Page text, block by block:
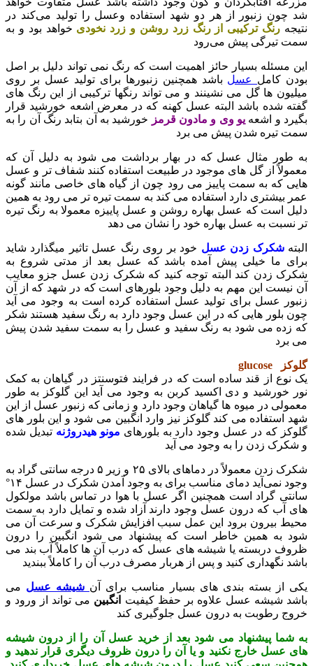
شد چون زنبور از هر دو شهد استفاده وعسل را تولید می‌کند در
نتیجه رنگ ترکیبی از رنگ زرد روشن و زرد نخودی خواهد بود و به
سمت تیرگی پیش می‌رود
این مسئله بسیار حائز اهمیت است که رنگ نمی تواند دلیل بر اصل
بودن کامل عسل باشد همچنین زنبورها برای تولید عسل بر روی
میلیون ها گل می نشینند و می تواند رنگها ترکیبی از این رنگ های
گفته شده باشد البته عسل کهنه که در معرض اشعه خورشید قرار
بگیرد و اشعه یو وی و مادون قرمز خورشید به آن بتابد رنگ آن را به
سمت تیره شدن پیش می برد
به طور مثال عسل که در بهار برداشت می شود به دلیل آن که
معمولاً از گل های موجود در طبیعت استفاده کنند شفاف تر و عسل
هایی که به سمت پاییز می رود چون از گیاه های خاصی مانند گونه
عمر بیشتری دارد استفاده می کند به سمت تیره تر می رود به همین
دلیل است که عسل بهاره روشن و عسل پاییزه معمولا به رنگ تیره
تر نسبت به عسل بهاره خود را نشان می دهد
البتهشکرک زدن عسل خود بر روی رنگ عسل تاثیر میگذارد شاید
برای ما خیلی پیش آمده باشد که عسل بعد از مدتی شروع به
شکرک زدن کند البته توجه کنید که شکرک زدن عسل جزو معایب
آن نیست این مهم به دلیل وجود بلورهای است که در شهد که از آن
زنبور عسل برای تولید عسل استفاده کرده است به وجود می آید
چون بلور هایی که در این عسل وجود دارد به رنگ سفید هستند شکر
که زده می شود به رنگ سفید و عسل را به سمت سفید شدن پیش
می برد
گلوکز glucose
یک نوع از قند ساده است که در فرایند فتوسنتز در گیاهان به کمک
نور خورشید و دی اکسید کربن به وجود می آید این گلوکز به طور
معمولی در میوه ها گیاهان وجود دارد و زمانی که زنبور عسل از این
شهد استفاده می کند گلوکز نیز وارد انگبین می شود و این بلور های
گلوکز که در عسل وجود دارد به بلورهای مونو هیدروژنه تبدیل شده
و شکرک زدن را به وجود می آید
شکرک زدن معمولاً در دماهای بالای ۲۵ و زیر ۵ درجه سانتی گراد به
وجود نمی‌آید دمای مناسب برای به وجود آمدن شکرک در عسل ۱۴°
سانتی گراد است همچنین اگر عسل با هوا در تماس باشد مولکول
های آب که درون عسل وجود دارند آزاد شده و تمایل دارد به سمت
محیط بیرون برود این عمل سبب افزایش شکرک و سرعت آن می
شود به همین خاطر است که پیشنهاد می شود انگبین را درون
ظروف دربسته یا شیشه های عسل که درب آن ها کاملاً آب بند می
باشد نگهداری کنید و پس از هربار مصرف درب آن را کاملاً ببندید
یکی از بسته بندی های بسیار مناسب برای آن شیشه عسل می
باشد شیشه عسل علاوه بر حفظ کیفیت
انگبین می تواند از ورود و
خروج رطوبت به درون عسل جلوگیری کند
به شما پیشنهاد می شود بعد از خرید عسل آن را از درون شیشه
های عسل خارج نکنید و یا آن را درون ظروف دیگری قرار ندهید و